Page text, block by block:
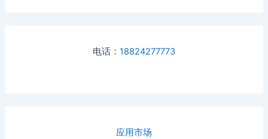
电话： 18824277773
应用市场